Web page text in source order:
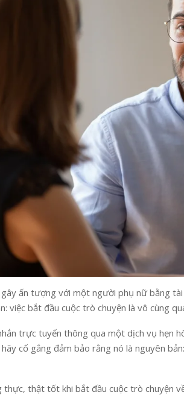
ấn tượng với một người phụ nữ bằng
việc bắt đầu cuộc trò chuyện là vô cùng
trực tuyến thông qua một dịch vụ hẹn
cố gắng đảm bảo rằng nó là nguyên
thực, thật tốt khi bắt đầu cuộc trò chuyện